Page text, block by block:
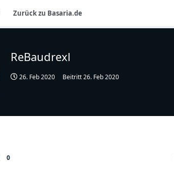
Zurück zu Basaria.de
ReBaudrexl
26. Feb 2020 Beitritt26. Feb 2020
0